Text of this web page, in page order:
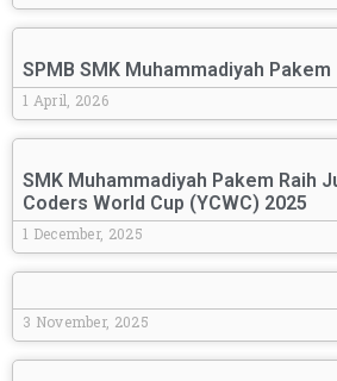
SPMB SMK Muhammadiyah Pakem
1 April, 2026
SMK Muhammadiyah Pakem Raih
Coders World Cup (YCWC) 2025
1 December, 2025
3 November, 2025